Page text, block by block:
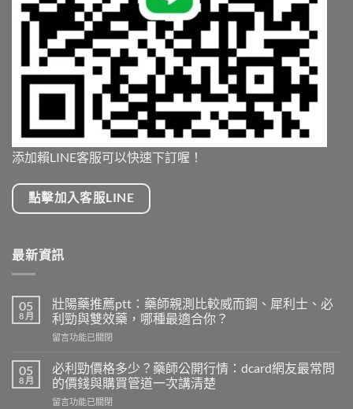
添加賴LINE客服可以快速下訂喔！
點擊加入客服LINE
最新資訊
05
8 月
壯陽藥推薦ptt：藥師親測比較威而鋼、犀利士、必
利勁與雙效藥，哪種最適合你？
在
陽
藥
推
薦
留言功能已關閉
05
8 月
必利勁價格多少？藥師公開行情：dcard網友最常問
的價錢與購買管道一次講清楚
在
留言功能已關閉